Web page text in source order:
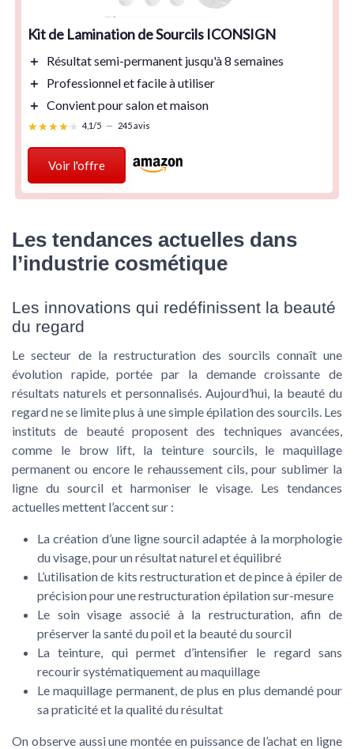
Kit de Lamination de Sourcils ICONSIGN
＋ Résultatsemi-permanent jusqu'à8 semaines
＋
Professionnelet facile à utiliser
＋ Convient poursalonetmaison
★★★★★
★★★★★ 4,1/5 — 245 avis
Voir l'offre
Les tendances actuelles dans
l’industrie cosmétique
Les innovations qui redéfinissent la beauté
du regard
Le secteur de la restructuration des sourcils connaît une
évolution rapide, portée par la demande croissante de
résultats naturels et personnalisés. Aujourd’hui, la beauté du
regard ne se limite plus à une simple épilation des sourcils. Les
instituts de beauté proposent des techniques avancées,
comme le brow lift, la teinture sourcils, le maquillage
permanent ou encore le rehaussement cils, pour sublimer la
ligne du sourcil et harmoniser le visage. Les tendances
actuelles mettent l’accent sur :
La création d’une ligne sourcil adaptée à la morphologie
du visage, pour un résultat naturel et équilibré
L’utilisation de kits restructuration et de pince à épiler de
précision pour une restructuration épilation sur-mesure
Le soin visage associé à la restructuration, afin de
préserver la santé du poil et la beauté du sourcil
La teinture, qui permet d’intensifier le regard sans
recourir systématiquement au maquillage
Le maquillage permanent, de plus en plus demandé pour
sa praticité et la qualité du résultat
On observe aussi une montée en puissance de l’achat en ligne